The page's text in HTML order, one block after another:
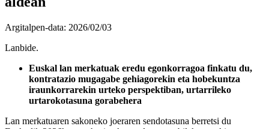
Argitalpen-data: 2026/02/03
Lanbide.
Euskal lan merkatuak eredu egonkorragoa finkatu du,
kontratazio mugagabe gehiagorekin eta hobekuntza
iraunkorrarekin urteko perspektiban, urtarrileko
urtarokotasuna gorabehera
Lan merkatuaren sakoneko joeraren sendotasuna berretsi du